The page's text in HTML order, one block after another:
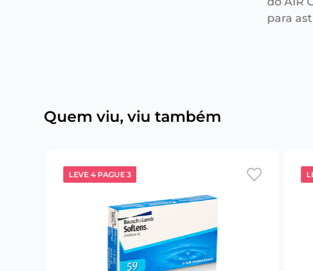
para
Quem viu, viu também
LEVE 4 PAGUE 3